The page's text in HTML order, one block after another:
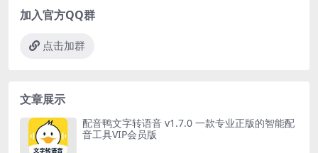
加入官方QQ群
点击加群
文章展示
配音鸭文字转语音 v1.7.0 一款专业正版的智能配
音工具VIP会员版